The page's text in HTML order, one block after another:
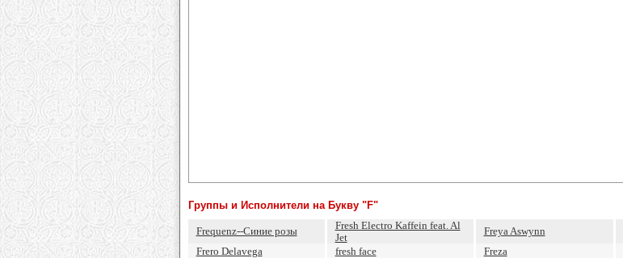
Группы и Исполнители на Букву "F"
Frequenz--Синие розы
Fresh Electro Kaffein feat. Al
Jet
Freya Aswynn
Frero Delavega
fresh face Freza